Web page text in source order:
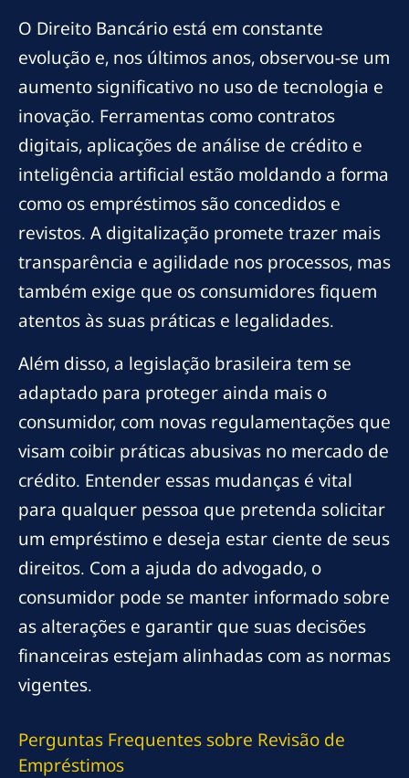
O Direito Bancário está em constante
evolução e, nos últimos anos, observou-se um
aumento significativo no uso de tecnologia e
inovação. Ferramentas como contratos
digitais, aplicações de análise de crédito e
inteligência artificial estão moldando a forma
como os empréstimos são concedidos e
revistos. A digitalização promete trazer mais
transparência e agilidade nos processos, mas
também exige que os consumidores fiquem
atentos às suas práticas e legalidades.
Além disso, a legislação brasileira tem se
adaptado para proteger ainda mais o
consumidor, com novas regulamentações que
visam coibir práticas abusivas no mercado de
crédito. Entender essas mudanças é vital
para qualquer pessoa que pretenda solicitar
um empréstimo e deseja estar ciente de seus
direitos. Com a ajuda do advogado, o
consumidor pode se manter informado sobre
as alterações e garantir que suas decisões
financeiras estejam alinhadas com as normas
vigentes.
Perguntas Frequentes sobre Revisão de
Empréstimos